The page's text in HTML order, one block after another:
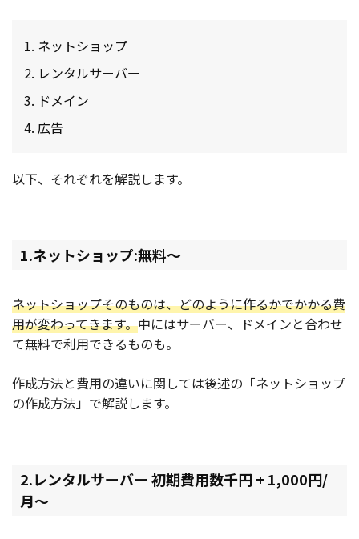
ネットショップ
レンタルサーバー
ドメイン
広告
以下、それぞれを解説します。
1.ネットショップ:無料〜
ネットショップそのものは、どのように作るかでかかる費
用が変わってきます。中にはサーバー、ドメインと合わせ
て無料で利用できるものも。
作成方法と費用の違いに関しては後述の「ネットショップ
の作成方法」で解説します。
2.レンタルサーバー 初期費用数千円 + 1,000円/
月〜